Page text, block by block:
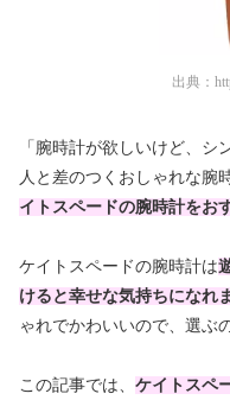
出典：
「腕時計が欲しいけど、
人と差のつくおしゃれな腕
イトスペードの腕時計をお
ケイトスペードの腕時計は
けると幸せな気持ちになれ
ゃれでかわいいので、選ぶ
この記事では、 ケイトスペ